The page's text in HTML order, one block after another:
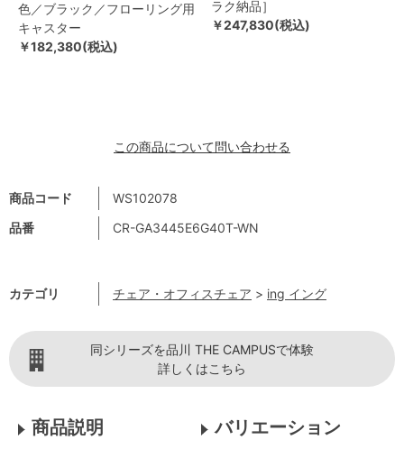
商品コード
WS102078
品番
CR-GA3445E6G40T-WN
カテゴリ チェア・オフィスチェア > ing イング
色／ブラック／フローリング用
キャスター
￥182,380(税込)
ラク納品］
￥247,830(税込)
この商品について問い合わせる
同シリーズを品川 THE CAMPUSで体験
詳しくはこちら
商品説明 バリエーション